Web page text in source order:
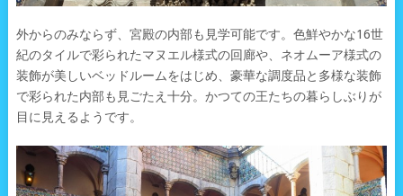
外からのみならず、宮殿の内部も見学可能です。色鮮やかな16世
紀のタイルで彩られたマヌエル様式の回廊や、ネオムーア様式の
装飾が美しいベッドルームをはじめ、豪華な調度品と多様な装飾
で彩られた内部も見ごたえ十分。かつての王たちの暮らしぶりが
目に見えるようです。